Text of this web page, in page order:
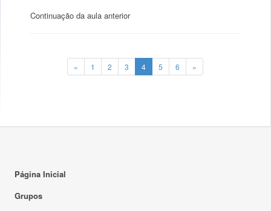
Continuação da aula anterior
« 1 2 3 4 5 6 »
Página Inicial
Grupos